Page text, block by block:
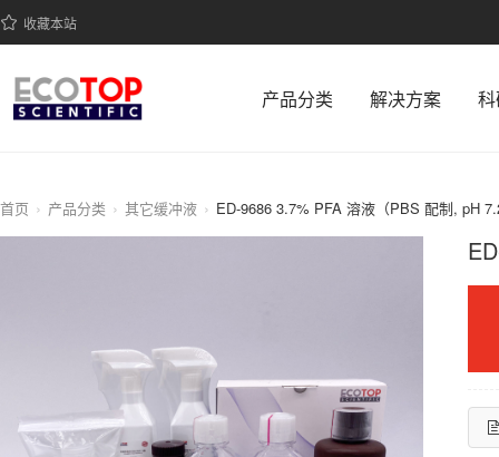
收藏本站
产品分类 解决方案
首页 产品分类 其它缓冲液 ED-9686 3.7% PFA 溶液（PBS 配制, pH